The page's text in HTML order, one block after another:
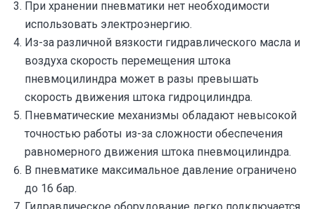
При хранении пневматики нет необходимости
использовать электроэнергию.
Из-за различной вязкости гидравлического масла и
воздуха скорость перемещения штока
пневмоцилиндра может в разы превышать
скорость движения штока гидроцилиндра.
Пневматические механизмы обладают невысокой
точностью работы из-за сложности обеспечения
равномерного движения штока пневмоцилиндра.
В пневматике максимальное давление ограничено
до 16 бар.